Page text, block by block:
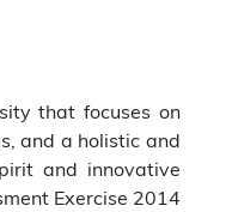
that focuses on
and a holistic and
and innovative
Exercise 2014